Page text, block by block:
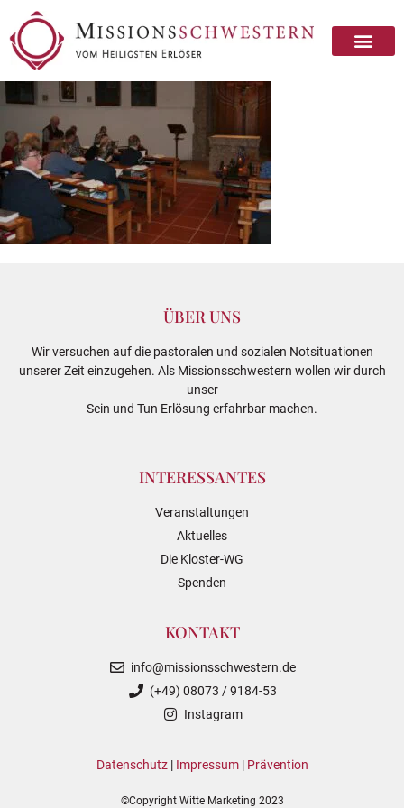
ÜBER UNS
Wir versuchen auf die pastoralen und sozialen Notsituationen
unserer Zeit einzugehen. Als Missionsschwestern wollen wir durch
unser
Sein und Tun Erlösung erfahrbar machen.
INTERESSANTES
Veranstaltungen
Aktuelles
Die Kloster-WG
Spenden
KONTAKT
info@missionsschwestern.de
(+49) 08073 / 9184-53
Instagram
Datenschutz| Impressum| Prävention
©Copyright Witte Marketing 2023